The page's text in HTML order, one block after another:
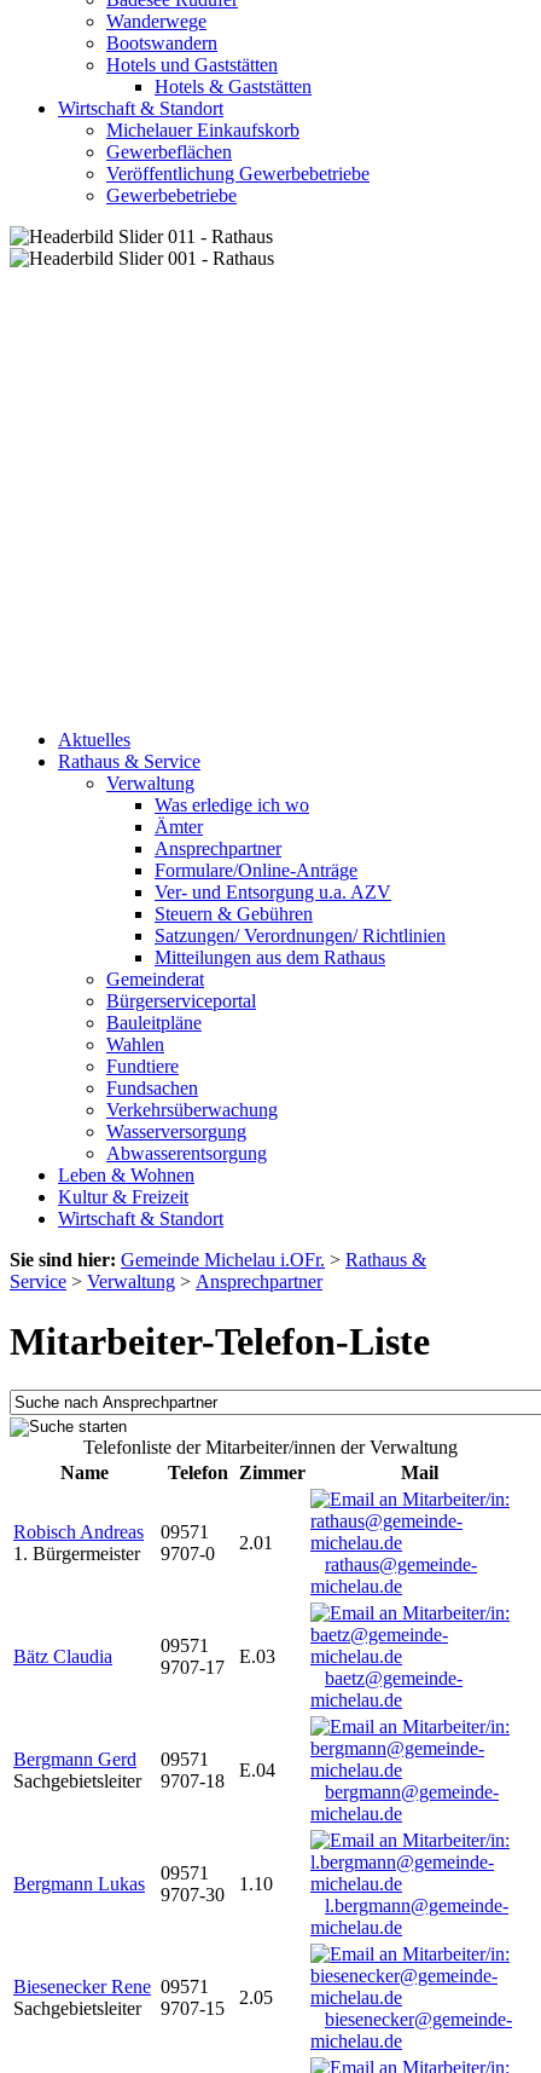
Wanderwege
Bootswandern
Hotels und Gaststätten
Hotels & Gaststätten
Wirtschaft & Standort
Michelauer Einkaufskorb
Gewerbeflächen
Veröffentlichung Gewerbebetriebe
Gewerbebetriebe
Aktuelles
Rathaus & Service
Verwaltung
Was erledige ich wo
Ämter
Ansprechpartner
Formulare/Online-Anträge
Ver- und Entsorgung u.a. AZV
Steuern & Gebühren
Satzungen/ Verordnungen/ Richtlinien
Mitteilungen aus dem Rathaus
Gemeinderat
Bürgerserviceportal
Bauleitpläne
Wahlen
Fundtiere
Fundsachen
Verkehrsüberwachung
Wasserversorgung
Abwasserentsorgung
Leben & Wohnen
Kultur & Freizeit
Wirtschaft & Standort
Sie sind hier: Gemeinde Michelau i.OFr. > Rathaus &
Service > Verwaltung > Ansprechpartner
Mitarbeiter-Telefon-Liste
Telefonliste der Mitarbeiter/innen der Verwaltung
Name
Telefon Zimmer Mail
Robisch Andreas
1. Bürgermeister
09571
9707-0
2.01
rathaus@gemeinde-
michelau.de
Bätz Claudia
09571
9707-17
E.03
baetz@gemeinde-
michelau.de
Bergmann Gerd
Sachgebietsleiter
09571
9707-18
E.04
bergmann@gemeinde-
michelau.de
Bergmann Lukas
09571
9707-30
1.10
l.bergmann@gemeinde-
michelau.de
Biesenecker Rene
Sachgebietsleiter
09571
9707-15
2.05
biesenecker@gemeinde-
michelau.de